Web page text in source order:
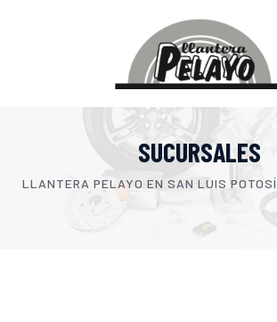
SUCURSALES
LLANTERA PELAYO EN SAN LUIS POTOSÍ